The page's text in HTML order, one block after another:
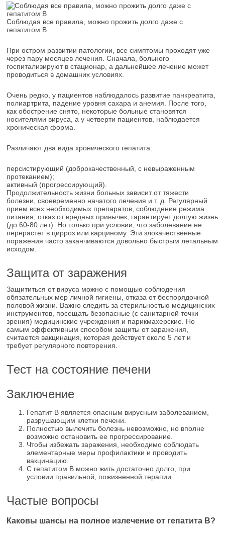
Соблюдая все правила, можно прожить долго даже с
гепатитом В
При остром развитии патологии, все симптомы проходят уже
через пару месяцев лечения. Сначала, больного
госпитализируют в стационар, а дальнейшее лечение может
проводиться в домашних условиях.
Очень редко, у пациентов наблюдалось развитие панкреатита,
полиартрита, падение уровня сахара и анемия. После того,
как обострение снято, некоторые больные становятся
носителями вируса, а у четверти пациентов, наблюдается
хроническая форма.
Различают два вида хронического гепатита:
персистирующий (доброкачественный, с невыраженным
протеканием);
активный (прогрессирующий).
Продолжительность жизни больных зависит от тяжести
болезни, своевременно начатого лечения и т. д. Регулярный
прием всех необходимых препаратов, соблюдение режима
питания, отказ от вредных привычек, гарантирует долгую жизнь
(до 60-80 лет). Но только при условии, что заболевание не
перерастет в цирроз или карциному. Эти злокачественные
поражения часто заканчиваются довольно быстрым летальным
исходом.
Защита от заражения
Защититься от вируса можно с помощью соблюдения
обязательных мер личной гигиены, отказа от беспорядочной
половой жизни. Важно следить за стерильностью медицинских
инструментов, посещать безопасные (с санитарной точки
зрения) медицинские учреждения и парикмахерские. Но
самым эффективным способом защиты от заражения,
считается вакцинация, которая действует около 5 лет и
требует регулярного повторения.
Тест на состояние печени
Заключение
Гепатит В является опасным вирусным заболеванием,
разрушающим клетки печени.
Полностью вылечить болезнь невозможно, но вполне
возможно остановить ее прогрессирование.
Чтобы избежать заражения, необходимо соблюдать
элементарные меры профилактики и проводить
вакцинацию.
С гепатитом В можно жить достаточно долго, при
условии правильной, пожизненной терапии.
Частые вопросы
Каковы шансы на полное излечение от гепатита В?